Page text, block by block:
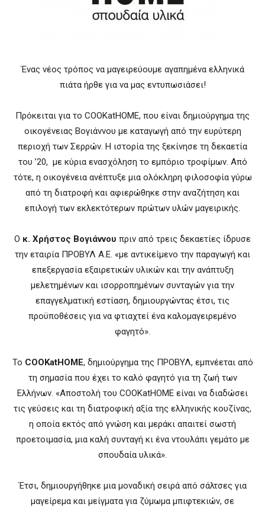
Ένας νέος τρόπος να μαγειρεύουμε αγαπημένα ελληνικά
πιάτα ήρθε για να μας εντυπωσιάσει!
Πρόκειται για το COOKatHOME, που είναι δημιούργημα της
οικογένειας Βογιάννου με καταγωγή από την ευρύτερη
περιοχή των Σερρών. Η ιστορία της ξεκίνησε τη δεκαετία
του ’20, με κύρια ενασχόληση το εμπόριο τροφίμων. Από
τότε, η οικογένεια ανέπτυξε μια ολόκληρη φιλοσοφία γύρω
από τη διατροφή και αφιερώθηκε στην αναζήτηση και
επιλογή των εκλεκτότερων πρώτων υλών μαγειρικής.
Ο κ. Χρήστος Βογιάννου πριν από τρεις δεκαετίες ίδρυσε
την εταιρία ΠΡΟΒΥΛ Α.Ε. «με αντικείμενο την παραγωγή και
επεξεργασία εξαιρετικών υλικών και την ανάπτυξη
μελετημένων και ισορροπημένων συνταγών για την
επαγγελματική εστίαση, δημιουργώντας έτσι, τις
προϋποθέσεις για να φτιαχτεί ένα καλομαγειρεμένο
φαγητό».
Το COOKatHOME, δημιούργημα της ΠΡΟΒΥΛ, εμπνέεται από
τη σημασία που έχει το καλό φαγητό για τη ζωή των
Ελλήνων. «Αποστολή του COOKatHOME είναι να διαδώσει
τις γεύσεις και τη διατροφική αξία της ελληνικής κουζίνας,
η οποία εκτός από γνώση και μεράκι απαιτεί σωστή
προετοιμασία, μια καλή συνταγή κι ένα ντουλάπι γεμάτο με
σπουδαία υλικά».
Έτσι, δημιουργήθηκε μια μοναδική σειρά από σάλτσες για
μαγείρεμα και μείγματα για ζύμωμα μπιφτεκιών, σε